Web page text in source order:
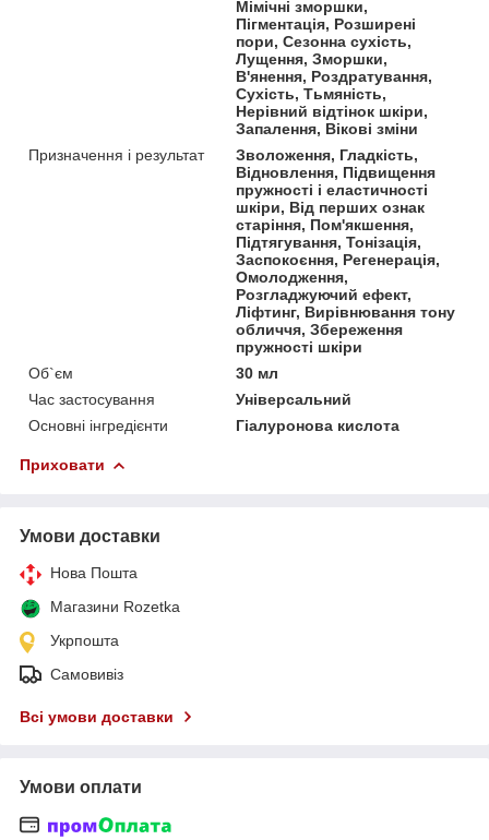
Мімічні зморшки,
Пігментація, Розширені
пори, Сезонна сухість,
Лущення, Зморшки,
В'янення, Роздратування,
Сухість, Тьмяність,
Нерівний відтінок шкіри,
Запалення, Вікові зміни
Призначення і результат
Зволоження, Гладкість,
Відновлення, Підвищення
пружності і еластичності
шкіри, Від перших ознак
старіння, Пом'якшення,
Підтягування, Тонізація,
Заспокоєння, Регенерація,
Омолодження,
Розгладжуючий ефект,
Ліфтинг, Вирівнювання тону
обличчя, Збереження
пружності шкіри
Об`єм
30 мл
Час застосування
Універсальний
Основні інгредієнти
Гіалуронова кислота
Приховати
Умови доставки
Нова Пошта
Магазини Rozetka
Укрпошта
Самовивіз
Всі умови доставки
Умови оплати